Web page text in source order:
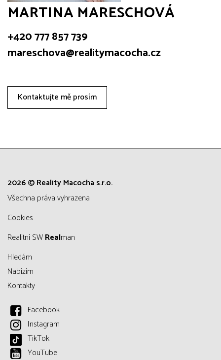
MARTINA MARESCHOVÁ
+420 777 857 739
mareschova@realitymacocha.cz
Kontaktujte mě prosím
2026 © Reality Macocha s.r.o.
všechna práva vyhrazena
Cookies
Realitní SWRealman
Hledám
Nabízím
Kontakty
Facebook
Instagram
TikTok
YouTube